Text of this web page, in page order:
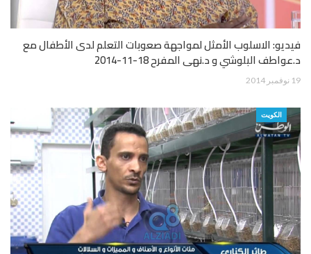
فيديو: الاسلوب الأمثل لمواجهة صعوبات التعلم لدى الأطفال مع
د.عواطف البلوشي و د.نهى المفرح 18-11-2014
19 نوفمبر 2014
الكويت